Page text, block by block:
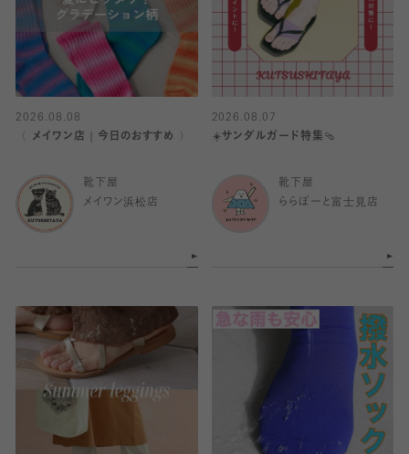
2026.08.08
〈 メイワン店｜今日のおすすめ 〉
靴下屋
メイワン浜松店
2026.08.07
☀️サンダルガード特集🩴
靴下屋
ららぽーと富士見店